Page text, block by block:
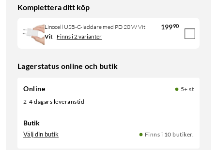
Komplettera ditt köp
Linocell USB-C-laddare med PD 20 W Vit 19990
Vit Finns i 2 varianter
Lagerstatus online och butik
Online
5+ st
2-4 dagars leveranstid
Butik
Välj din butik Finns i 10 butiker.